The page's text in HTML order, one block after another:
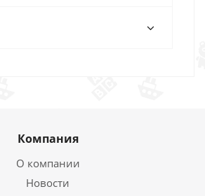
Компания
О компании
Новости